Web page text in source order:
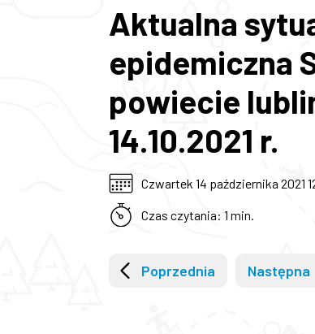
Aktualna
epidemiczna
powiecie
14.10.2021 r.
Czwartek 14 października 2021
Czas czytania: 1 min.
Poprzednia Następna